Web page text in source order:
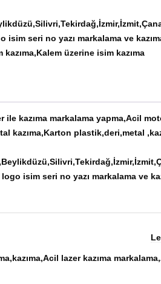
isim seri no yazı markalama ve
üzerine isim kazıma
ile kazıma markalama yapma,Acil
kazıma,Karton plastik,deri,metal
isim seri no yazı markalama ve
lazer kazıma